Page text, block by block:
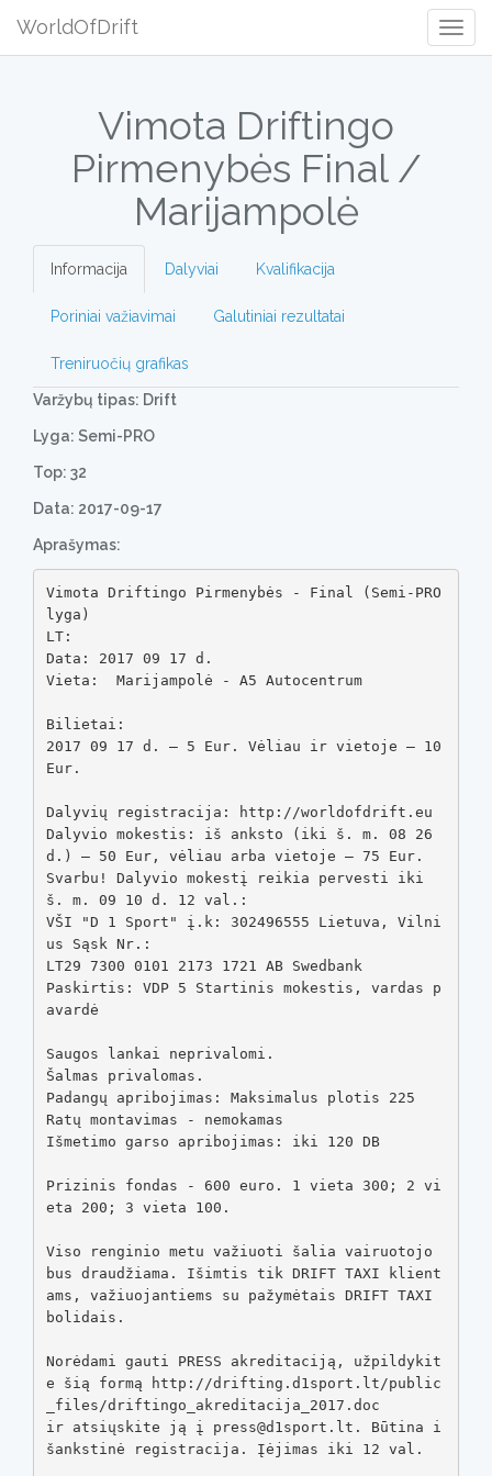
WorldOfDrift
Vimota Driftingo
Pirmenybės Final /
Marijampolė
Informacija Dalyviai Kvalifikacija
Poriniai važiavimai Galutiniai rezultatai
Treniruočių grafikas
Varžybų tipas: Drift
Lyga: Semi-PRO
Top: 32
Data: 2017-09-17
Aprašymas:
Vimota Driftingo Pirmenybės - Final (Semi-PRO
lyga)
LT:
Data: 2017 09 17 d.
Vieta:  Marijampolė - A5 Autocentrum
Bilietai:
2017 09 17 d. – 5 Eur. Vėliau ir vietoje – 10
Eur.
Dalyvių registracija: http://worldofdrift.eu
Dalyvio mokestis: iš anksto (iki š. m. 08 26
d.) – 50 Eur, vėliau arba vietoje – 75 Eur.
Svarbu! Dalyvio mokestį reikia pervesti iki
š. m. 09 10 d. 12 val.:
VŠI "D 1 Sport" į.k: 302496555 Lietuva, Vilni
us Sąsk Nr.:
LT29 7300 0101 2173 1721 AB Swedbank
Paskirtis: VDP 5 Startinis mokestis, vardas p
avardė
Saugos lankai neprivalomi.
Šalmas privalomas.
Padangų apribojimas: Maksimalus plotis 225
Ratų montavimas - nemokamas
Išmetimo garso apribojimas: iki 120 DB
Prizinis fondas - 600 euro. 1 vieta 300; 2 vi
eta 200; 3 vieta 100.
Viso renginio metu važiuoti šalia vairuotojo
bus draudžiama. Išimtis tik DRIFT TAXI klient
ams, važiuojantiems su pažymėtais DRIFT TAXI
bolidais.
Norėdami gauti PRESS akreditaciją, užpildykit
e šią formą http://drifting.d1sport.lt/public
_files/driftingo_akreditacija_2017.doc
ir atsiųskite ją į press@d1sport.lt. Būtina i
šankstinė registracija. Įėjimas iki 12 val.